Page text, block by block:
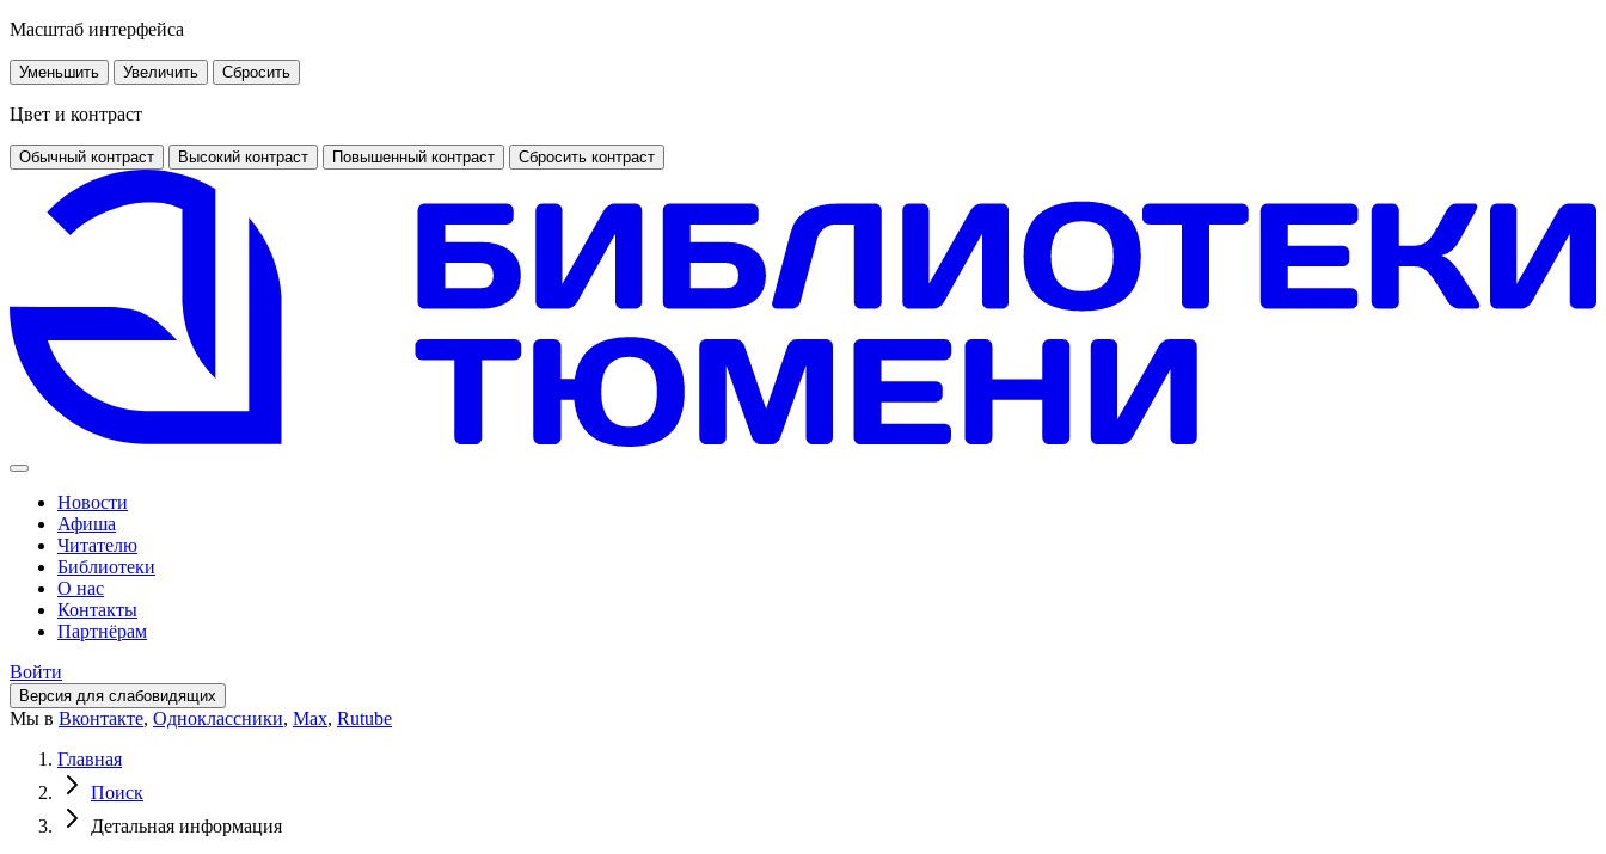
Масштаб интерфейса
Уменьшить Увеличить Сбросить
Цвет и контраст
Обычный контраст Высокий контраст Повышенный контраст Сбросить контраст
Новости
Афиша
Читателю
Библиотеки
О нас
Контакты
Партнёрам
Войти
Версия для слабовидящих
Мы в Вконтакте, Одноклассники, Max, Rutube
Главная
Поиск
Детальная информация